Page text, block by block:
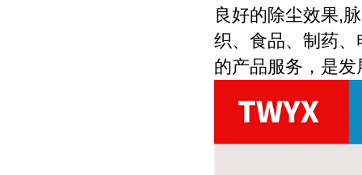
良好的除尘效果,
织、食品、制药
的产品服务，是